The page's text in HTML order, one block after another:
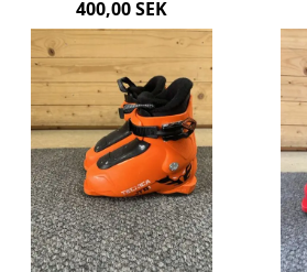
400,00 SEK